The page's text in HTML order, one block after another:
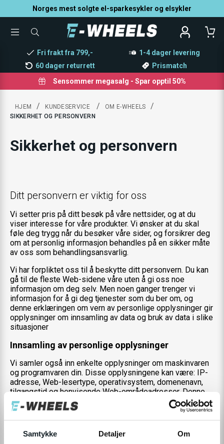
Samtykke Detaljer Om
Norges mest solgte el-sparkesykler og elsykler
TOGGLESØK
KATEGORI,
Fri frakt fra 799,-
1-4 dager levering
60 dager returrett
Prismatch
Sensommer megasalg - Spar opptil 50%
HJEM / KUNDESERVICE / OM E-WHEELS /
SIKKERHET OG PERSONVERN
Sikkerhet og personvern
Ditt personvern er viktig for oss
Vi setter pris på ditt besøk på våre nettsider, og at du
viser interesse for våre produkter. Vi ønsker at du skal
føle deg trygg når du besøker våre sider, og forsikrer deg
om at personlig informasjon behandles på en sikker måte
av oss som behandlingsansvarlig.
Vi har forpliktet oss til å beskytte ditt personvern. Du kan
gå til de fleste Web-sidene våre uten å gi oss noe
informasjon om deg selv. Men noen ganger trenger vi
informasjon for å gi deg tjenester som du ber om, og
denne erklæringen om vern av personlige opplysninger gir
opplysninger om innsamling av data og bruk av data i slike
situasjoner
Innsamling av personlige opplysninger
Vi samler også inn enkelte opplysninger om maskinvaren
og programvaren din. Disse opplysningene kan være: IP-
adresse, Web-lesertype, operativsystem, domenenavn,
tilgangstid og henvisende Web-områdeadresser. Denne
informasjonen brukes til å drive tjenesten, opprettholde
kvaliteten på tjenesten og gi generell statistikk for bruken
av vår nettside.
Bruk av personlige opplysninger